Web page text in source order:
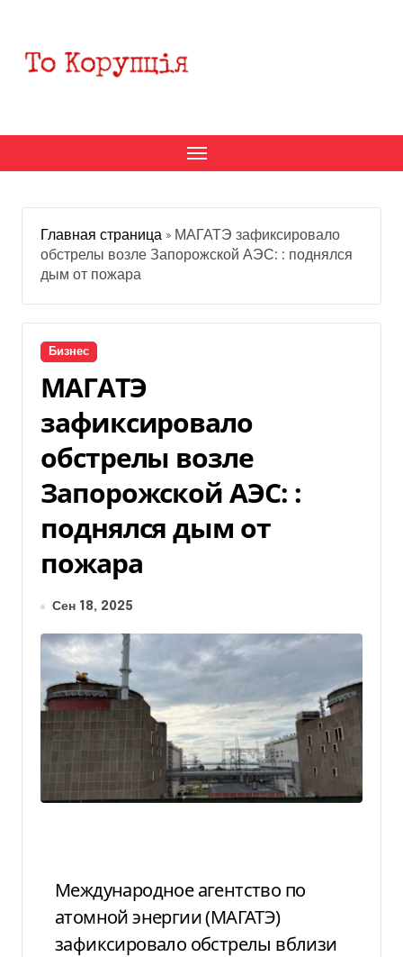
содержанию
Главная страница » МАГАТЭ зафиксировало
обстрелы возле Запорожской АЭС: : поднялся
дым от пожара
Бизнес
МАГАТЭ
зафиксировало
обстрелы возле
Запорожской АЭС: :
поднялся дым от
пожара
Сен 18, 2025
Международное агентство по
атомной энергии (МАГАТЭ)
зафиксировало обстрелы вблизи